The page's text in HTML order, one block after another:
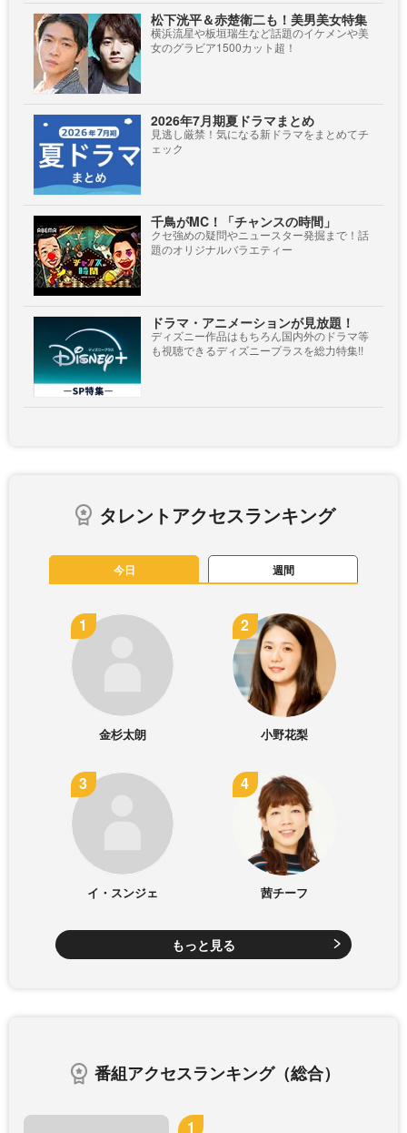
松下洸平＆赤楚衛二も！美男美女特集
横浜流星や板垣瑞生など話題のイケメンや美
女のグラビア1500カット超！
2026年7月期夏ドラマまとめ
見逃し厳禁！気になる新ドラマをまとめてチ
ェック
千鳥がMC！「チャンスの時間」
クセ強めの疑問やニュースター発掘まで！話
題のオリジナルバラエティー
ドラマ・アニメーションが見放題！
ディズニー作品はもちろん国内外のドラマ等
も視聴できるディズニープラスを総力特集!!
タレントアクセスランキング
今日 週間
金杉太朗 小野花梨
イ・スンジェ 茜チーフ
もっと見る
番組アクセスランキング（総合）